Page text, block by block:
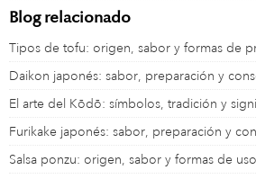
Blog relacionado
Tipos de tofu: origen, sabor y formas de
Daikon japonés: sabor, preparación y
El arte del Kōdō: símbolos, tradición y
Furikake japonés: sabor, preparación y
Salsa ponzu: origen, sabor y formas de uso